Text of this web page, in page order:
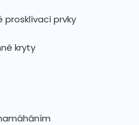
prosklívací prvky
kryty